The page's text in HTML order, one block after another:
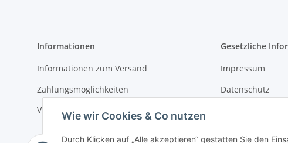
Wie wir Cookies & Co nutzen
Durch Klicken auf „Alle akzeptieren“ gestatten Sie den
Informationen
Informationen zum Versand
Zahlungsmöglichkeiten
Versandinformationen
Gesetzliche
Impressum
Datenschutz